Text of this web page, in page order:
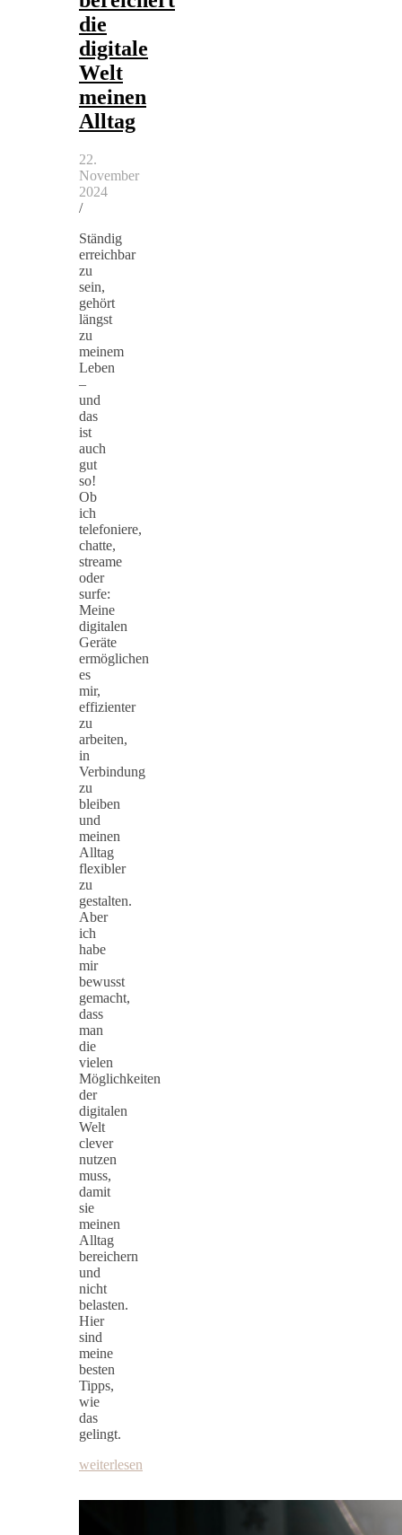
die
digitale
Welt
meinen
Alltag
22.
November
2024
/
Ständig
erreichbar
zu
sein,
gehört
längst
zu
meinem
Leben
–
und
das
ist
auch
gut
so!
Ob
ich
telefoniere,
chatte,
streame
oder
surfe:
Meine
digitalen
Geräte
ermöglichen
es
mir,
effizienter
zu
arbeiten,
in
Verbindung
zu
bleiben
und
meinen
Alltag
flexibler
zu
gestalten.
Aber
ich
habe
mir
bewusst
gemacht,
dass
man
die
vielen
Möglichkeiten
der
digitalen
Welt
clever
nutzen
muss,
damit
sie
meinen
Alltag
bereichern
und
nicht
belasten.
Hier
sind
meine
besten
Tipps,
wie
das
gelingt.
weiterlesen